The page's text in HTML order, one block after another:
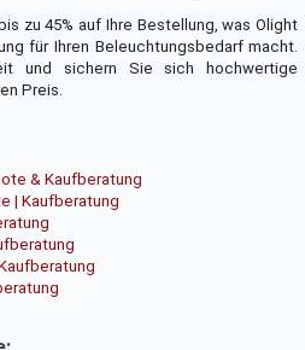
zu 45% auf Ihre Bestellung, was Olight
für Ihren Beleuchtungsbedarf macht.
und sichern Sie sich hochwertige
Preis.
& Kaufberatung
| Kaufberatung